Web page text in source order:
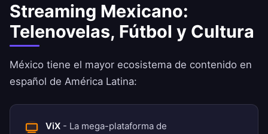
Streaming Mexicano:
Telenovelas, Fútbol y Cultura
México tiene el mayor ecosistema de contenido en
español de América Latina:
ViX - La mega-plataforma de